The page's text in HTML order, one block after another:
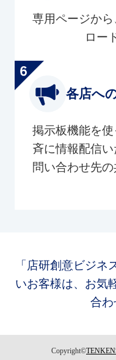
専用ページか
ロー
各店へ
掲示板機能を
斉に情報配信
問い合わせ先
「店研創意ビジネ
いお客様は、お気
合わ
Copyright©